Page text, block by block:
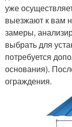
уже
выезжают к вам
замеры,
выбрать для
потребуется
основания).
ограждения.